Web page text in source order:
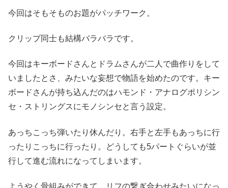
今回はそもそものお題がパッチワーク。
クリップ同士も結構バラバラです。
今回はキーボードさんとドラムさんが二人で曲作りをして
いましたとさ、みたいな妄想で物語を始めたのです。キー
ボードさんが持ち込んだのはハモンド・アナログポリシン
セ・ストリングスにモノシンセと言う設定。
あっちこっち弾いたり休んだり。右手と左手もあっちに行
ったりこっちに行ったり。どうしても5パートぐらいが並
行して進む流れになってしまいます。